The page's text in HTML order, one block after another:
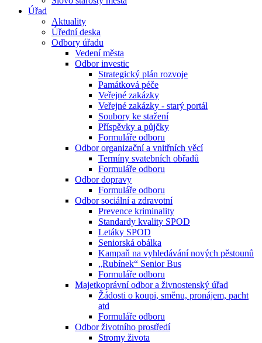
Úřad
Aktuality
Úřední deska
Odbory úřadu
Vedení města
Odbor investic
Strategický plán rozvoje
Památková péče
Veřejné zakázky
Veřejné zakázky - starý portál
Soubory ke stažení
Příspěvky a půjčky
Formuláře odboru
Odbor organizační a vnitřních věcí
Termíny svatebních obřadů
Formuláře odboru
Odbor dopravy
Formuláře odboru
Odbor sociální a zdravotní
Prevence kriminality
Standardy kvality SPOD
Letáky SPOD
Seniorská obálka
Kampaň na vyhledávání nových pěstounů
„Rubínek“ Senior Bus
Formuláře odboru
Majetkoprávní odbor a živnostenský úřad
Žádosti o koupi, směnu, pronájem, pacht
atd
Formuláře odboru
Odbor životního prostředí
Stromy života